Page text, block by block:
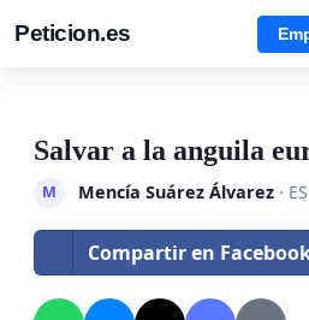
Peticion.es
Salvar a la anguila
M Mencía Suárez Álvarez· ES
Compartir en